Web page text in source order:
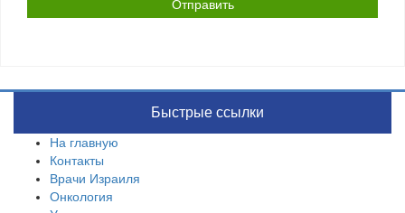
Быстрые ссылки
На главную
Контакты
Врачи Израиля
Онкология